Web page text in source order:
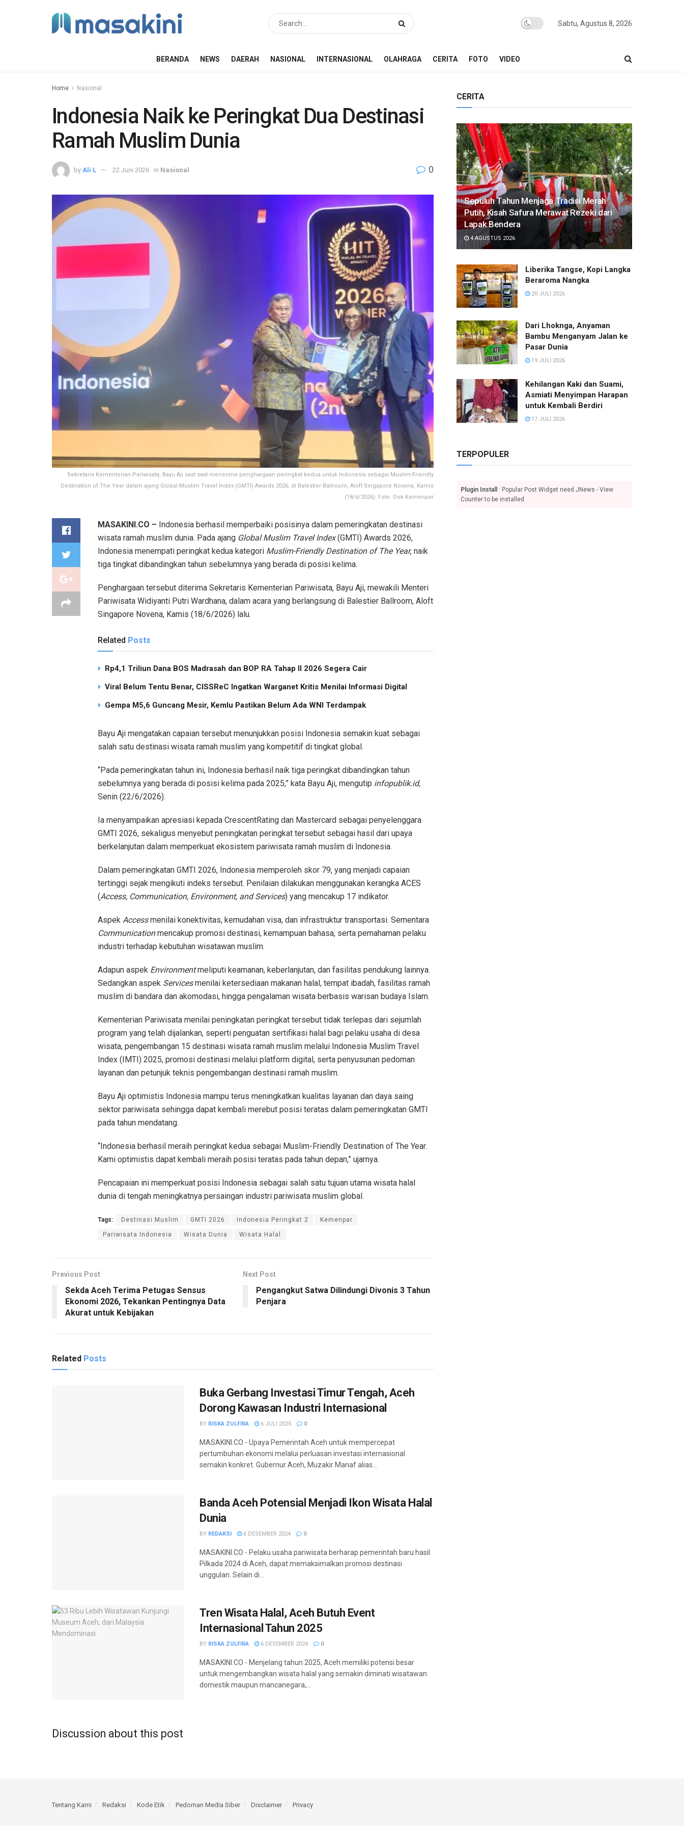
Sabtu, Agustus 8, 2026
BERANDA NEWS DAERAH NASIONAL INTERNASIONAL OLAHRAGA CERITA FOTO VIDEO
Home Nasional
Indonesia Naik ke Peringkat Dua Destinasi
Ramah Muslim Dunia
by Ali L 22 Juni 2026 in Nasional 0
Sekretaris Kementerian Pariwisata, Bayu Aji saat saat menerima penghargaan peringkat kedua untuk Indonesia sebagai Muslim-Friendly
Destination of The Year dalam ajang Global Muslim Travel Index (GMTI) Awards 2026, di Balestier Ballroom, Aloft Singapore Novena, Kamis
(18/6/2026). Foto: Dok Kemenpar
MASAKINI.CO – Indonesia berhasil memperbaiki posisinya dalam pemeringkatan destinasi
wisata ramah muslim dunia. Pada ajang Global Muslim Travel Index(GMTI) Awards 2026,
Indonesia menempati peringkat kedua kategori Muslim-Friendly Destination of The Year, naik
tiga tingkat dibandingkan tahun sebelumnya yang berada di posisi kelima.
Penghargaan tersebut diterima Sekretaris Kementerian Pariwisata, Bayu Aji, mewakili Menteri
Pariwisata Widiyanti Putri Wardhana, dalam acara yang berlangsung di Balestier Ballroom, Aloft
Singapore Novena, Kamis (18/6/2026) lalu.
Related Posts
Rp4,1 Triliun Dana BOS Madrasah dan BOP RA Tahap II 2026 Segera Cair
Viral Belum Tentu Benar, CISSReC Ingatkan Warganet Kritis Menilai Informasi Digital
Gempa M5,6 Guncang Mesir, Kemlu Pastikan Belum Ada WNI Terdampak
Bayu Aji mengatakan capaian tersebut menunjukkan posisi Indonesia semakin kuat sebagai
salah satu destinasi wisata ramah muslim yang kompetitif di tingkat global.
“Pada pemeringkatan tahun ini, Indonesia berhasil naik tiga peringkat dibandingkan tahun
sebelumnya yang berada di posisi kelima pada 2025,” kata Bayu Aji, mengutip infopublik.id,
Senin (22/6/2026).
Ia menyampaikan apresiasi kepada CrescentRating dan Mastercard sebagai penyelenggara
GMTI 2026, sekaligus menyebut peningkatan peringkat tersebut sebagai hasil dari upaya
berkelanjutan dalam memperkuat ekosistem pariwisata ramah muslim di Indonesia.
Dalam pemeringkatan GMTI 2026, Indonesia memperoleh skor 79, yang menjadi capaian
tertinggi sejak mengikuti indeks tersebut. Penilaian dilakukan menggunakan kerangka ACES
(Access, Communication, Environment, and Services) yang mencakup 17 indikator.
Aspek Accessmenilai konektivitas, kemudahan visa, dan infrastruktur transportasi. Sementara
Communicationmencakup promosi destinasi, kemampuan bahasa, serta pemahaman pelaku
industri terhadap kebutuhan wisatawan muslim.
Adapun aspek Environmentmeliputi keamanan, keberlanjutan, dan fasilitas pendukung lainnya.
Sedangkan aspek Servicesmenilai ketersediaan makanan halal, tempat ibadah, fasilitas ramah
muslim di bandara dan akomodasi, hingga pengalaman wisata berbasis warisan budaya Islam.
Kementerian Pariwisata menilai peningkatan peringkat tersebut tidak terlepas dari sejumlah
program yang telah dijalankan, seperti penguatan sertifikasi halal bagi pelaku usaha di desa
wisata, pengembangan 15 destinasi wisata ramah muslim melalui Indonesia Muslim Travel
Index (IMTI) 2025, promosi destinasi melalui platform digital, serta penyusunan pedoman
layanan dan petunjuk teknis pengembangan destinasi ramah muslim.
Bayu Aji optimistis Indonesia mampu terus meningkatkan kualitas layanan dan daya saing
sektor pariwisata sehingga dapat kembali merebut posisi teratas dalam pemeringkatan GMTI
pada tahun mendatang.
“Indonesia berhasil meraih peringkat kedua sebagai Muslim-Friendly Destination of The Year.
Kami optimistis dapat kembali meraih posisi teratas pada tahun depan,” ujarnya.
Pencapaian ini memperkuat posisi Indonesia sebagai salah satu tujuan utama wisata halal
dunia di tengah meningkatnya persaingan industri pariwisata muslim global.
Tags: Destinasi Muslim GMTI 2026 Indonesia Peringkat 2 Kemenpar
Pariwisata Indonesia Wisata Dunia Wisata Halal
Previous Post
Sekda Aceh Terima Petugas Sensus
Ekonomi 2026, Tekankan Pentingnya Data
Akurat untuk Kebijakan
Next Post
Pengangkut Satwa Dilindungi Divonis 3 Tahun
Penjara
Related Posts
Buka Gerbang Investasi Timur Tengah, Aceh
Dorong Kawasan Industri Internasional
BY RISKA ZULFIRA 6 JULI 2025 0
MASAKINI.CO - Upaya Pemerintah Aceh untuk mempercepat
pertumbuhan ekonomi melalui perluasan investasi internasional
semakin konkret. Gubernur Aceh, Muzakir Manaf alias...
Banda Aceh Potensial Menjadi Ikon Wisata Halal
Dunia
BY REDAKSI 6 DESEMBER 2024 0
MASAKINI.CO - Pelaku usaha pariwisata berharap pemerintah baru hasil
Pilkada 2024 di Aceh, dapat memaksimalkan promosi destinasi
unggulan. Selain di...
Tren Wisata Halal, Aceh Butuh Event
Internasional Tahun 2025
BY RISKA ZULFIRA 6 DESEMBER 2024 0
MASAKINI.CO - Menjelang tahun 2025, Aceh memiliki potensi besar
untuk mengembangkan wisata halal yang semakin diminati wisatawan
domestik maupun mancanegara,...
Discussion about this post
CERITA
Sepuluh Tahun Menjaga Tradisi Merah
Putih, Kisah Safura Merawat Rezeki dari
Lapak Bendera
4 AGUSTUS 2026
Liberika Tangse, Kopi Langka
Beraroma Nangka
20 JULI 2026
Dari Lhoknga, Anyaman
Bambu Menganyam Jalan ke
Pasar Dunia
19 JULI 2026
Kehilangan Kaki dan Suami,
Asmiati Menyimpan Harapan
untuk Kembali Berdiri
17 JULI 2026
TERPOPULER
Plugin Install
: Popular Post Widget need JNews - View
Counter to be installed
Tentang Kami Redaksi Kode Etik Pedoman Media Siber Disclaimer Privacy